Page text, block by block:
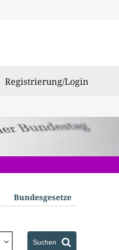
Registrierung/Login
Bundes­gesetze
Suchen